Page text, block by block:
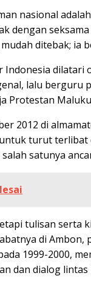
nasional
dengan
ditebak; ia
lalu
Protestan Maluku
2012 di
turut
satunya
tulisan
di
1999-2000,
dan dialog